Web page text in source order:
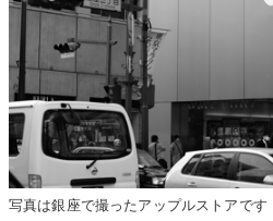
写真は銀座で撮ったアップルストアです